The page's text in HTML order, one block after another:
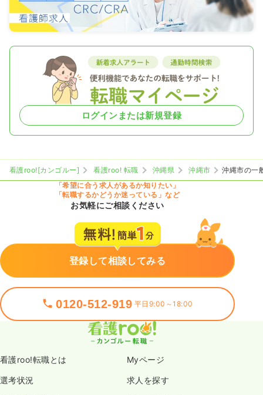
ログインまたは新規登録
看護roo![カンゴルー] 看護roo! 転職 沖縄県 沖縄市
沖縄市の一
「希望に合う求人があるか知りたい」
「転職するかどうか迷っている」など
お気軽にご相談ください
登録して相談してみる
0120-512-919 平日9:00～18:00
看護roo!転職とは Myページ
選考状況 求人を探す